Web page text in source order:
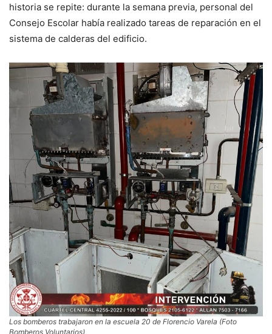
historia se repite: durante la semana previa, personal del
Consejo Escolar había realizado tareas de reparación en el
sistema de calderas del edificio.
Los bomberos trabajaron en la escuela 20 de Florencio Varela (Foto
Bomberos Voluntarios)